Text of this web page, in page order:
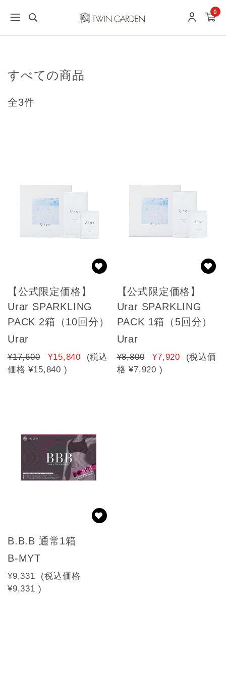
0
すべての商品
全3件
【公式限定価格】
Urar SPARKLING
PACK 2箱（10回分）
Urar
¥17,600 ¥15,840
(税込
価格 ¥15,840 )
【公式限定価格】
Urar SPARKLING
PACK 1箱（5回分）
Urar
¥8,800 ¥7,920
(税込価
格 ¥7,920 )
B.B.B 通常1箱
B-MYT
¥9,331
(税込価格
¥9,331 )